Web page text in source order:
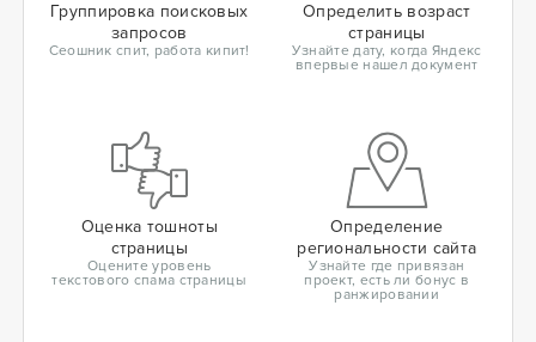
Группировка поисковых
запросов
Сеошник спит, работа кипит!
Определить возраст
страницы
Узнайте дату, когда Яндекс
впервые нашел документ
Оценка тошноты
страницы
Оцените уровень
текстового спама страницы
Определение
региональности сайта
Узнайте где привязан
проект, есть ли бонус в
ранжировании